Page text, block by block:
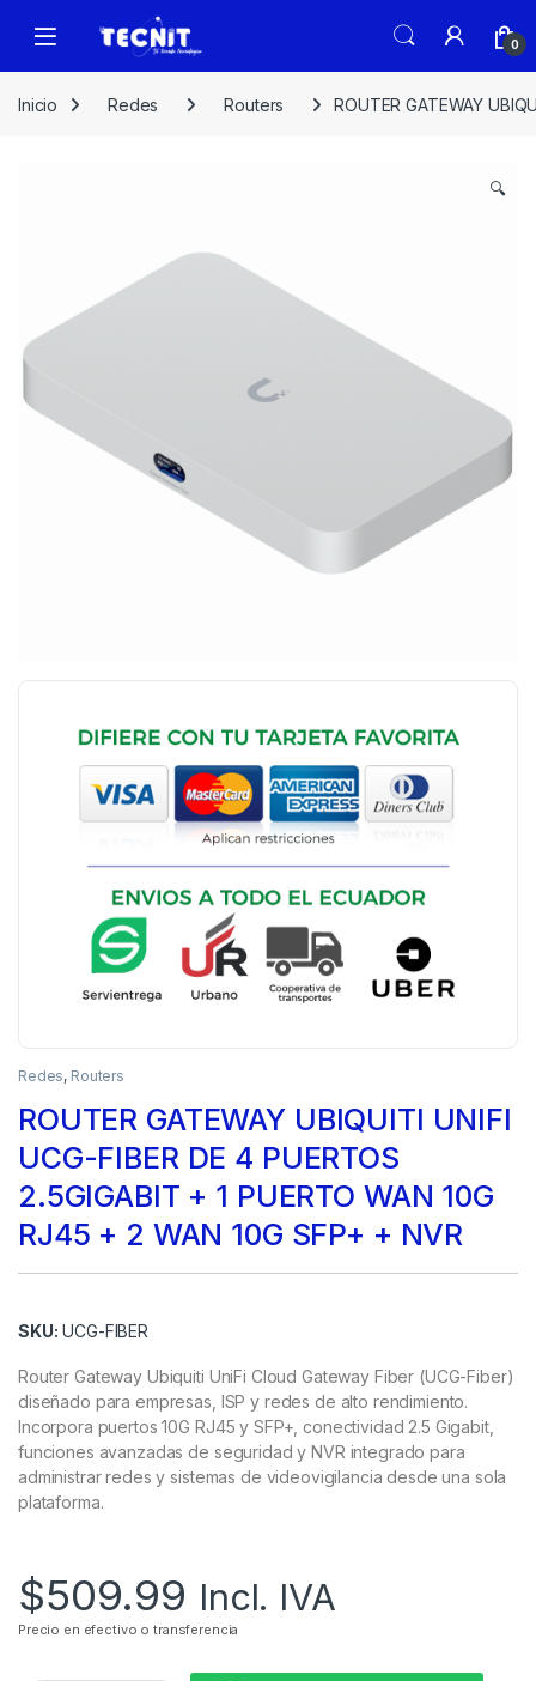
0
Inicio Redes Routers ROUTER GATEWAY
🔍
Redes, Routers
ROUTER GATEWAY UBIQUITI UNIFI
UCG-FIBER DE 4 PUERTOS
2.5GIGABIT + 1 PUERTO WAN 10G
RJ45 + 2 WAN 10G SFP+ + NVR
SKU: UCG-FIBER
Router Gateway Ubiquiti UniFi Cloud Gateway Fiber (UCG-Fiber)
diseñado para empresas, ISP y redes de alto rendimiento.
Incorpora puertos 10G RJ45 y SFP+, conectividad 2.5 Gigabit,
funciones avanzadas de seguridad y NVR integrado para
administrar redes y sistemas de videovigilancia desde una sola
plataforma.
$509.99 Incl. IVA
Precio en efectivo o transferencia